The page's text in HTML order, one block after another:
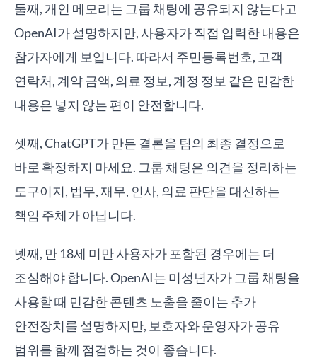
둘째, 개인 메모리는 그룹 채팅에 공유되지 않는다고
OpenAI가 설명하지만, 사용자가 직접 입력한 내용은
참가자에게 보입니다. 따라서 주민등록번호, 고객
연락처, 계약 금액, 의료 정보, 계정 정보 같은 민감한
내용은 넣지 않는 편이 안전합니다.
셋째, ChatGPT가 만든 결론을 팀의 최종 결정으로
바로 확정하지 마세요. 그룹 채팅은 의견을 정리하는
도구이지, 법무, 재무, 인사, 의료 판단을 대신하는
책임 주체가 아닙니다.
넷째, 만 18세 미만 사용자가 포함된 경우에는 더
조심해야 합니다. OpenAI는 미성년자가 그룹 채팅을
사용할 때 민감한 콘텐츠 노출을 줄이는 추가
안전장치를 설명하지만, 보호자와 운영자가 공유
범위를 함께 점검하는 것이 좋습니다.